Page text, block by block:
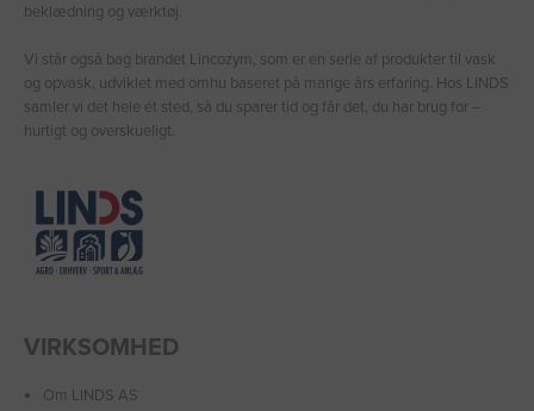
beklædning og værktøj.
Vi står også bag brandet Lincozym, som er en serie af produkter til vask
og opvask, udviklet med omhu baseret på mange års erfaring. Hos LINDS
samler vi det hele ét sted, så du sparer tid og får det, du har brug for –
hurtigt og overskueligt.
VIRKSOMHED
Om LINDS AS